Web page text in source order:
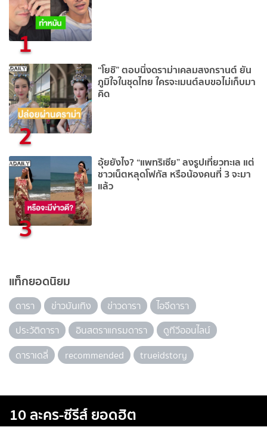
1
2
“โยชิ” ตอบนิ่งดราม่าเคลมสงกรานต์ ยัน
ภูมิใจในชุดไทย ใครจะเมนต์ลบขอไม่เก็บมา
คิด
3
อุ้ยยังไง? “แพทริเซีย” ลงรูปเที่ยวทะเล แต่
ชาวเน็ตหลุดโฟกัส หรือน้องคนที่ 3 จะมา
แล้ว
แท็กยอดนิยม
ดารา ข่าวบันเทิง ข่าวดารา
ไอจีดารา
ประวัติดารา
อินสตราแกรมดารา
ดูทีวีออนไลน์
ดาราเดลี่
recommended trueidstory
10 ละคร-ซีรีส์ ยอดฮิต